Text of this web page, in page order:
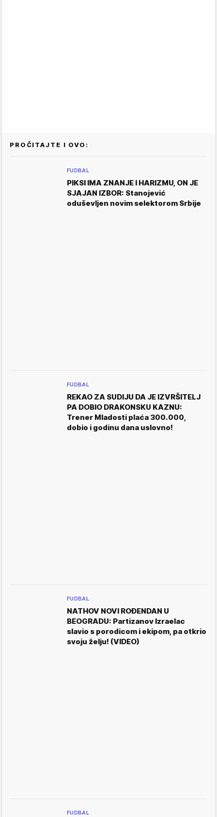
PROČITAJTE I OVO:
FUDBAL
PIKSI IMA ZNANJE I HARIZMU, ON JE
SJAJAN IZBOR: Stanojević
oduševljen novim selektorom Srbije
FUDBAL
REKAO ZA SUDIJU DA JE IZVRŠITELJ
PA DOBIO DRAKONSKU KAZNU:
Trener Mladosti plaća 300.000,
dobio i godinu dana uslovno!
FUDBAL
NATHOV NOVI ROĐENDAN U
BEOGRADU: Partizanov Izraelac
slavio s porodicom i ekipom, pa otkrio
svoju želju! (VIDEO)
FUDBAL